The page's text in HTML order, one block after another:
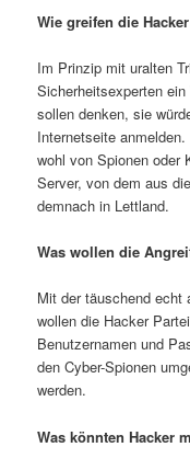
Wie greifen die
Im Prinzip mit uralten
Sicherheitsexperten
sollen denken, sie
Internetseite
wohl von Spionen oder
Server, von dem aus
demnach in Lettland.
Was wollen die
Mit der täuschend echt
wollen die Hacker
Benutzernamen und
den Cyber-Spionen
werden.
Was könnten Hacker